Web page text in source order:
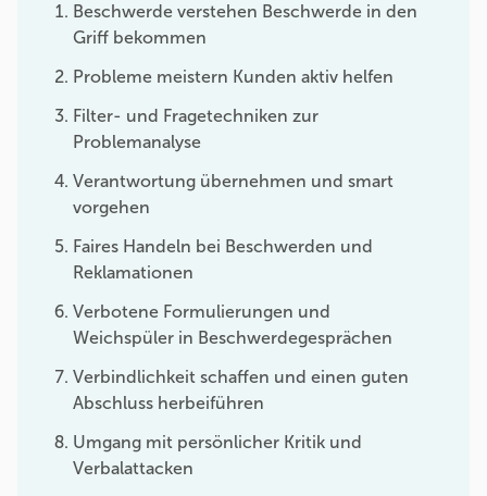
Beschwerde verstehen Beschwerde in den
Griff bekommen
Probleme meistern Kunden aktiv helfen
Filter- und Fragetechniken zur
Problemanalyse
Verantwortung übernehmen und smart
vorgehen
Faires Handeln bei Beschwerden und
Reklamationen
Verbotene Formulierungen und
Weichspüler in Beschwerdegesprächen
Verbindlichkeit schaffen und einen guten
Abschluss herbeiführen
Umgang mit persönlicher Kritik und
Verbalattacken